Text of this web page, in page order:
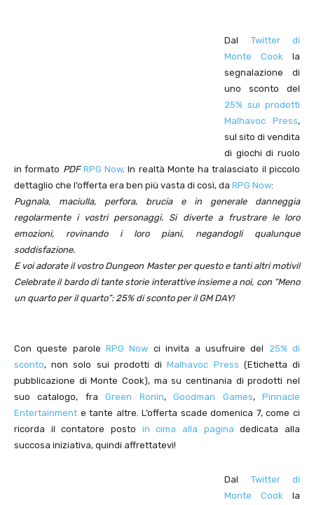
Dal Twitter di
Monte Cook la
segnalazione di
uno sconto del
25% sui prodotti
Malhavoc Press,
sul sito di vendita
di giochi di ruolo
in formato PDF RPG Now. In realtà Monte ha tralasciato il piccolo
dettaglio che l’offerta era ben più vasta di così, da RPG Now:
Pugnala, maciulla, perfora, brucia e in generale danneggia
regolarmente i vostri personaggi. Si diverte a frustrare le loro
emozioni, rovinando i loro piani, negandogli qualunque
soddisfazione.
E voi adorate il vostro Dungeon Master per questo e tanti altri motivi!
Celebrate il bardo di tante storie interattive insieme a noi, con “Meno
un quarto per il quarto”: 25% di sconto per il GM DAY!
Con queste paroleRPG Now ci invita a usufruire del 25% di
sconto, non solo sui prodotti diMalhavoc Press (Etichetta di
pubblicazione di Monte Cook), ma su centinania di prodotti nel
suo catalogo, fraGreen Ronin,Goodman Games,Pinnacle
Entertainment e tante altre. L’offerta scade domenica 7, come ci
ricorda il contatore posto in cima alla pagina dedicata alla
succosa iniziativa, quindi affrettatevi!
Dal Twitter di
Monte Cook la